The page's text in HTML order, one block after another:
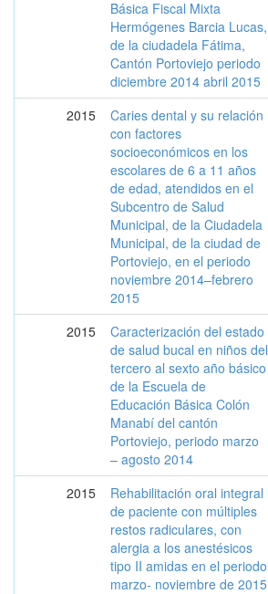
Básica Fiscal Mixta
Hermógenes Barcia Lucas,
de la ciudadela Fátima,
Cantón Portoviejo periodo
diciembre 2014 abril 2015
2015
Caries dental y su relación
con factores
socioeconómicos en los
escolares de 6 a 11 años
de edad, atendidos en el
Subcentro de Salud
Municipal, de la Ciudadela
Municipal, de la ciudad de
Portoviejo, en el periodo
noviembre 2014–febrero
2015
2015
Caracterización del estado
de salud bucal en niños del
tercero al sexto año básico
de la Escuela de
Educación Básica Colón
Manabí del cantón
Portoviejo, periodo marzo
– agosto 2014
2015
Rehabilitación oral integral
de paciente con múltiples
restos radiculares, con
alergia a los anestésicos
tipo II amidas en el periodo
marzo- noviembre de 2015